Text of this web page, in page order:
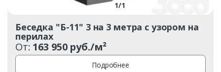
1/1
Беседка "Б-11" 3 на 3 метра с узором на
перилах
От: 163 950 руб./м²
Подробнее